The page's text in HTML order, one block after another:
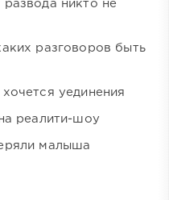
никто не
разговоров быть
уединения
реалити-шоу
малыша